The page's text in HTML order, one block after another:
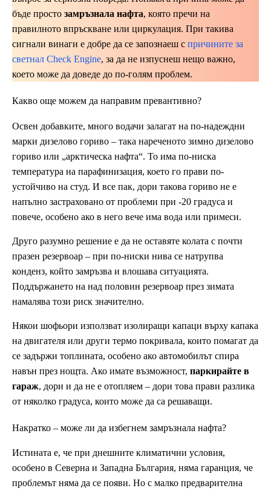
бъде просто замръзнала нафта, която пречи на
правилното впръскване или циркулация. При такива
сигнали винаги е добре да се запознаеш с причините за
светнал Check Engine, за да не изпуснеш нещо важно,
което може да доведе до по-голям проблем.
Какво още можем да направим превантивно?
Освен добавките, много водачи залагат на по-надеждни
марки дизелово гориво – така нареченото зимно дизелово
гориво или „арктическа нафта“. То има по-ниска
температура на парафинизация, което го прави по-
устойчиво на студ. И все пак, дори такова гориво не е
напълно застраховано от проблеми при -20 градуса и
повече, особено ако в него вече има вода или примеси.
Друго разумно решение е да не оставяте колата с почти
празен резервоар – при по-ниски нива се натрупва
конденз, който замръзва и влошава ситуацията.
Поддържането на над половин резервоар през зимата
намалява този риск значително.
Някои шофьори използват изолиращи капаци върху капака
на двигателя или други термо покривала, които помагат да
се задържи топлината, особено ако автомобилът спира
навън през нощта. Ако имате възможност, паркирайте в
гараж, дори и да не е отопляем – дори това прави разлика
от няколко градуса, които може да са решаващи.
Накратко – може ли да избегнем замръзнала нафта?
Истината е, че при днешните климатични условия,
особено в Северна и Западна България, няма гаранция, че
проблемът няма да се появи. Но с малко предварителна